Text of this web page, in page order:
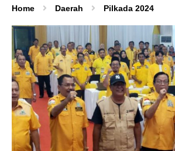
Home Daerah Pilkada 2024